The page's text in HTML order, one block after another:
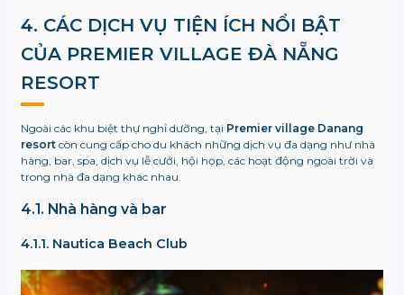
4. CÁC DỊCH VỤ TIỆN ÍCH NỔI BẬT
CỦA PREMIER VILLAGE ĐÀ NẴNG
RESORT
Ngoài các khu biệt thự nghỉ dưỡng, tại Premier village Danang
resortcòn cung cấp cho du khách những dịch vụ đa dạng như nhà
hàng, bar, spa, dịch vụ lễ cưới, hội họp, các hoạt động ngoài trời và
trong nhà đa dạng khác nhau.
4.1. Nhà hàng và bar
4.1.1. Nautica Beach Club